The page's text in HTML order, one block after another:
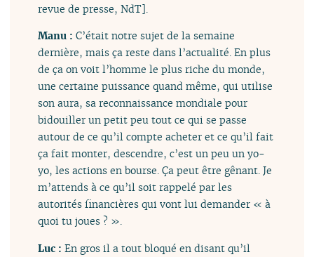
revue de presse, NdT].
Manu :C’était notre sujet de la semaine
dernière, mais ça reste dans l’actualité. En plus
de ça on voit l’homme le plus riche du monde,
une certaine puissance quand même, qui utilise
son aura, sa reconnaissance mondiale pour
bidouiller un petit peu tout ce qui se passe
autour de ce qu’il compte acheter et ce qu’il fait
ça fait monter, descendre, c’est un peu un yo-
yo, les actions en bourse. Ça peut être gênant. Je
m’attends à ce qu’il soit rappelé par les
autorités financières qui vont lui demander « à
quoi tu joues ? ».
Luc :En gros il a tout bloqué en disant qu’il